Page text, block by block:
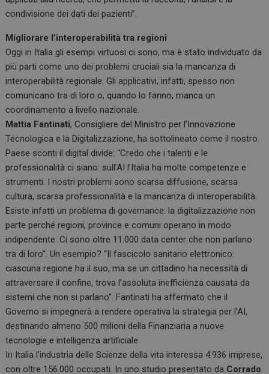
condivisione dei dati dei pazienti”.
Migliorare l’interoperabilità tra regioni
Oggi in Italia gli esempi virtuosi ci sono, ma è stato individuato da
più parti come uno dei problemi cruciali sia la mancanza di
interoperabilità regionale. Gli applicativi, infatti, spesso non
comunicano tra di loro o, quando lo fanno, manca un
coordinamento a livello nazionale.
Mattia Fantinati, Consigliere del Ministro per l’Innovazione
Tecnologica e la Digitalizzazione, ha sottolineato come il nostro
Paese sconti il digital divide: “Credo che i talenti e le
professionalità ci siano: sull’AI l’Italia ha molte competenze e
strumenti. I nostri problemi sono scarsa diffusione, scarsa
cultura, scarsa professionalità e la mancanza di interoperabilità.
Esiste infatti un problema di governance: la digitalizzazione non
parte perché regioni, province e comuni operano in modo
indipendente. Ci sono oltre 11.000 data center che non parlano
tra di loro”. Un esempio? “Il fascicolo sanitario elettronico:
ciascuna regione ha il suo, ma se un cittadino ha necessità di
attraversare il confine, trova l’assoluta inefficienza causata da
sistemi che non si parlano”. Fantinati ha affermato che il
Governo si impegnerà a rendere operativa la strategia per l’AI,
destinando almeno 500 milioni della Finanziaria a nuove
tecnologie e intelligenza artificiale.
In Italia l’industria delle Scienze della vita interessa 4.936 imprese,
con oltre 156.000 occupati. In uno studio presentato da Corrado